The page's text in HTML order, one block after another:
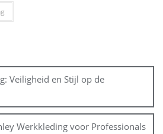
Veiligheid en Stijl op de
Werkkleding voor Professionals